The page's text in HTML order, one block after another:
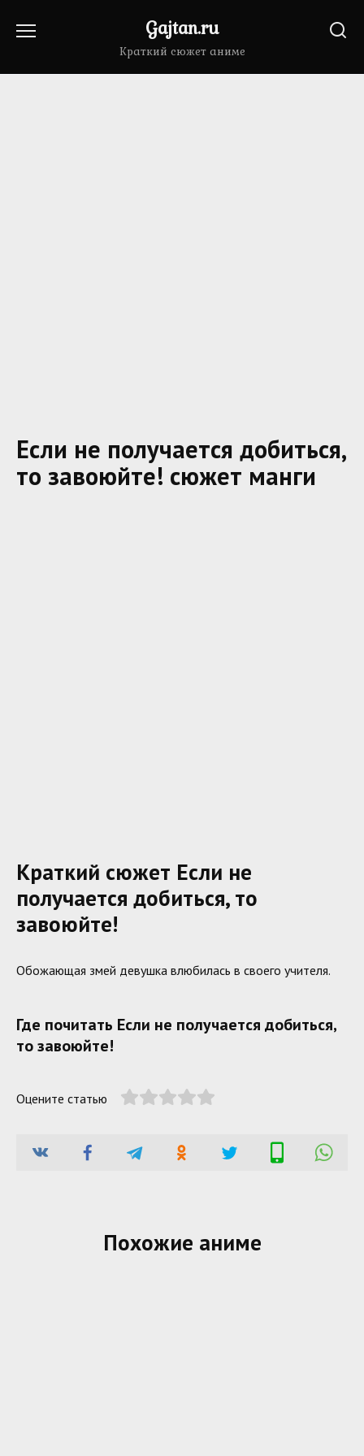
Gajtan.ru
Краткий сюжет аниме
Если не получается добиться,
то завоюйте! сюжет манги
Краткий сюжет Если не
получается добиться, то
завоюйте!
Обожающая змей девушка влюбилась в своего учителя.
Где почитать Если не получается добиться,
то завоюйте!
Оцените статью
Похожие аниме